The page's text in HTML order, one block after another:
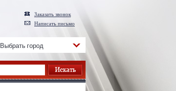
Заказать звонок
Написать письмо
Выбрать город